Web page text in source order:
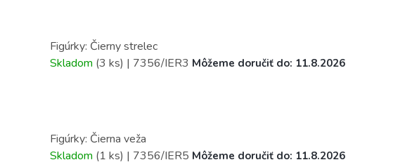
Figúrky: Čierny strelec
Skladom (3 ks) | 7356/IER3 Môžeme doručiť do: 11.8.2026
Figúrky: Čierna veža
Skladom (1 ks) | 7356/IER5 Môžeme doručiť do: 11.8.2026